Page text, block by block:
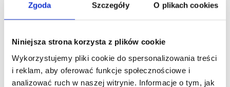
Zgoda Szczegóły O plikach cookies
Niniejsza strona korzysta z plików cookie
Wykorzystujemy pliki cookie do spersonalizowania treści
i reklam, aby oferować funkcje społecznościowe i
analizować ruch w naszej witrynie. Informacje o tym, jak
w ramach Tygodnia Polonistów. Naszymi gośćmi byli już m.in.
prof. Jan Miodek, prof. Andrzej Markowski, prof. Jerzy
Krauz, przewodniczącą - Barbara Różańska, członkami
zarządu - Wiktoria Jackowska i Diana Kut.